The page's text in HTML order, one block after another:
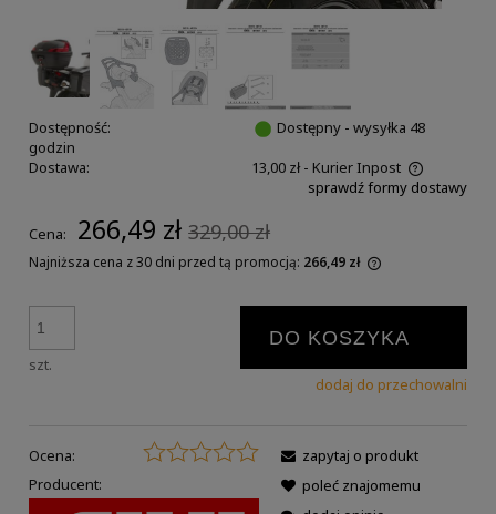
Dostępność:
Dostępny - wysyłka 48
godzin
Dostawa:
13,00 zł - Kurier Inpost
sprawdź formy dostawy
Cena: 266,49 zł 329,00 zł
Najniższa cena z 30 dni przed tą promocją: 266,49 zł
szt.
DO KOSZYKA
dodaj do przechowalni
Ocena:
Producent:
zapytaj o produkt
poleć znajomemu